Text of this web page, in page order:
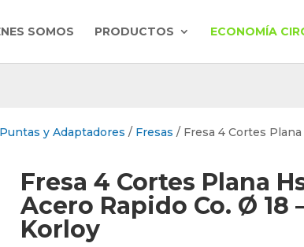
SOMOS PRODUCTOS ECONOMÍA
Puntas y Adaptadores / Fresas / Fresa 4 Cortes Plana
Fresa 4 Cortes Plana
Acero Rapido Co. Ø 18
Korloy